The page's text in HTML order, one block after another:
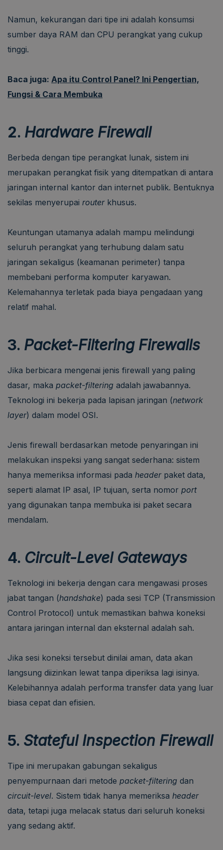
Namun, kekurangan dari tipe ini adalah konsumsi
sumber daya RAM dan CPU perangkat yang cukup
tinggi.
Baca juga: Apa itu Control Panel? Ini Pengertian,
Fungsi & Cara Membuka
2. Hardware Firewall
Berbeda dengan tipe perangkat lunak, sistem ini
merupakan perangkat fisik yang ditempatkan di antara
jaringan internal kantor dan internet publik. Bentuknya
sekilas menyerupai routerkhusus.
Keuntungan utamanya adalah mampu melindungi
seluruh perangkat yang terhubung dalam satu
jaringan sekaligus (keamanan perimeter) tanpa
membebani performa komputer karyawan.
Kelemahannya terletak pada biaya pengadaan yang
relatif mahal.
3. Packet-Filtering Firewalls
Jika berbicara mengenai jenis firewall yang paling
dasar, maka packet-filtering adalah jawabannya.
Teknologi ini bekerja pada lapisan jaringan (network
layer) dalam model OSI.
Jenis firewall berdasarkan metode penyaringan ini
melakukan inspeksi yang sangat sederhana: sistem
hanya memeriksa informasi pada headerpaket data,
seperti alamat IP asal, IP tujuan, serta nomor port
yang digunakan tanpa membuka isi paket secara
mendalam.
4. Circuit-Level Gateways
Teknologi ini bekerja dengan cara mengawasi proses
jabat tangan (handshake) pada sesi TCP (Transmission
Control Protocol) untuk memastikan bahwa koneksi
antara jaringan internal dan eksternal adalah sah.
Jika sesi koneksi tersebut dinilai aman, data akan
langsung diizinkan lewat tanpa diperiksa lagi isinya.
Kelebihannya adalah performa transfer data yang luar
biasa cepat dan efisien.
5. Stateful Inspection Firewall
Tipe ini merupakan gabungan sekaligus
penyempurnaan dari metode packet-filtering dan
circuit-level. Sistem tidak hanya memeriksa header
data, tetapi juga melacak status dari seluruh koneksi
yang sedang aktif.